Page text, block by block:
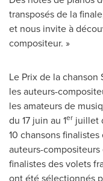
transposés de la
et nous invite à
compositeur. »
Le Prix de lachanson
les auteurs-
les amateurs de
du 17 juin au 1er juillet
10 chansons
auteurs-
finalistes des volets
ont été sélectionnés